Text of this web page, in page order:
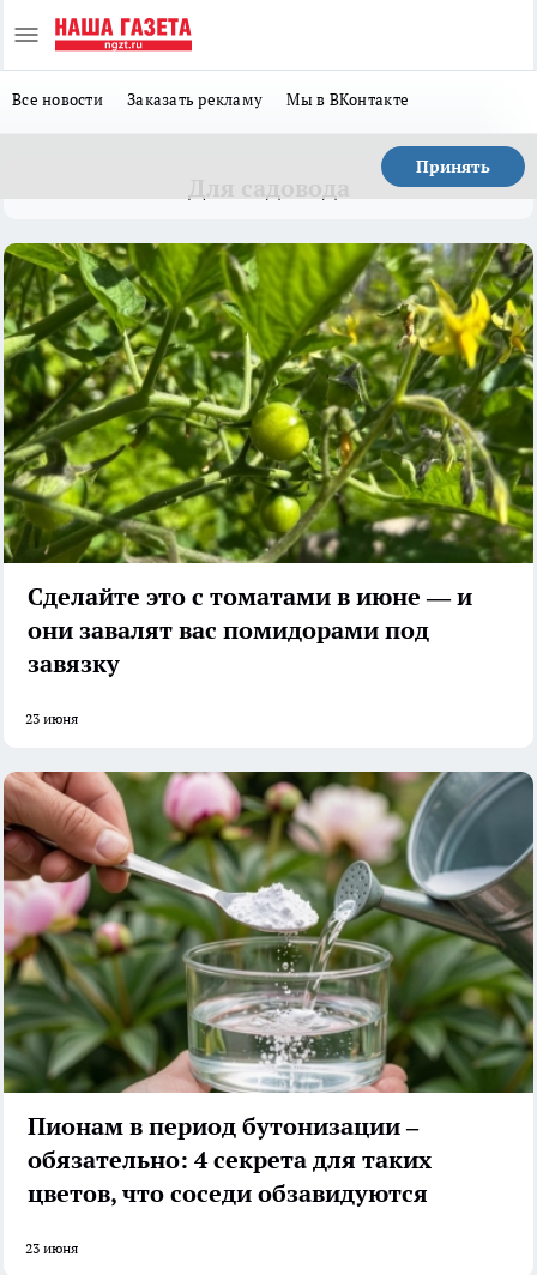
Все новости Заказать рекламу Мы в ВКонтакте
Принять
Сделайте это с томатами в июне — и
они завалят вас помидорами под
завязку
23 июня
Пионам в период бутонизации –
обязательно: 4 секрета для таких
цветов, что соседи обзавидуются
23 июня